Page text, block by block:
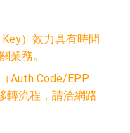
）效力具有時間
業務。
Auth Code/EPP
轉流程，請洽網路